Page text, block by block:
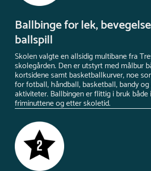
Ballbinge for lek,
ballspill
Skolen valgte en allsidig multibane fra
skolegården. Den er utstyrt med målbur
kortsidene samt basketballkurver, noe
for fotball, håndball, basketball, bandy
aktiviteter. Ballbingen er flittig i bruk både
friminuttene og etter skoletid.